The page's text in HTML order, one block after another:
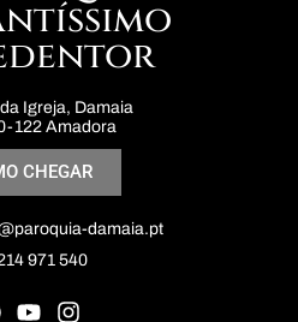
Igreja, Damaia
122 Amadora
CHEGAR
damaia.pt
971 540